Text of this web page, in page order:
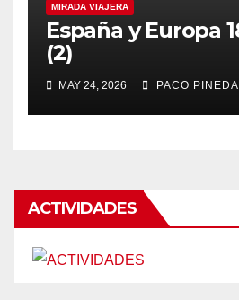
MIRADA VIAJERA
España y Europa 1875 – 1931
(2)
MAY 24, 2026 PACO PINEDA
ACTIVIDADES